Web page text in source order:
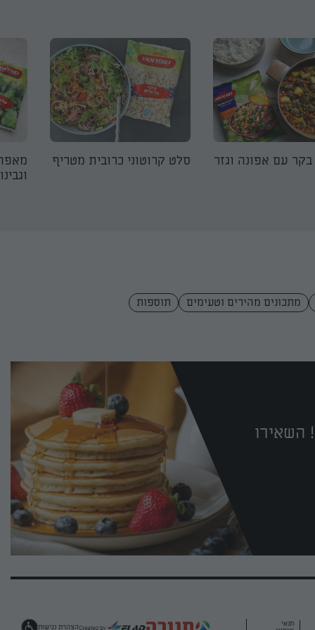
עם אפונה וגזר סלט קרוטוני כרובית מטריף
מתכונים מהירים וטעימים תוספות
השאירו
תנאי הצהרת נגישות